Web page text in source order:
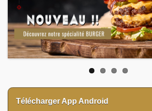
Télécharger App Android